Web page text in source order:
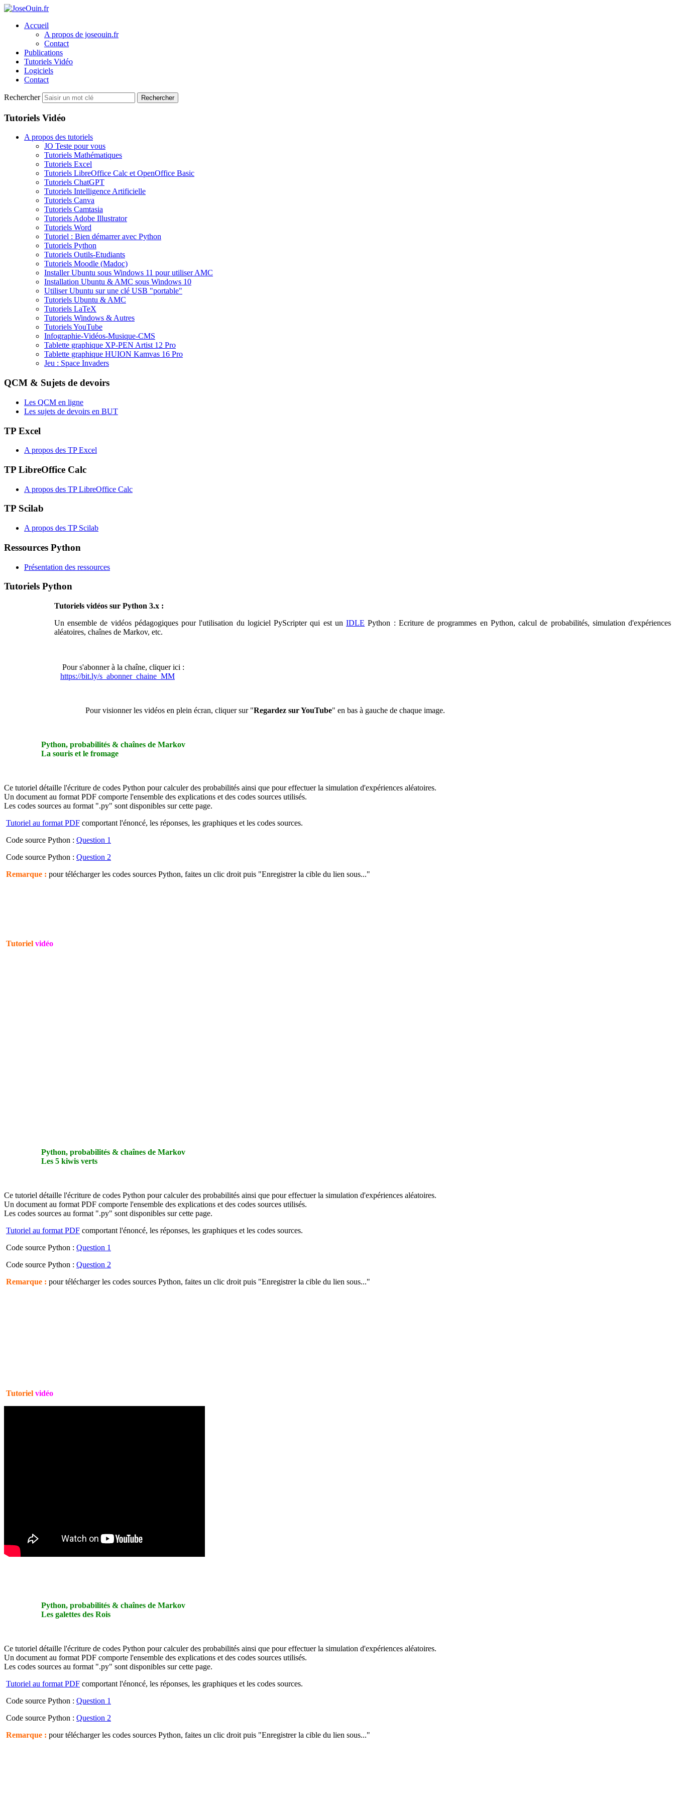
Accueil
A propos de joseouin.fr
Contact
Publications
Tutoriels Vidéo
Logiciels
Contact
Rechercher Rechercher
Tutoriels Vidéo
A propos des tutoriels
JO Teste pour vous
Tutoriels Mathématiques
Tutoriels Excel
Tutoriels LibreOffice Calc et OpenOffice Basic
Tutoriels ChatGPT
Tutoriels Intelligence Artificielle
Tutoriels Canva
Tutoriels Camtasia
Tutoriels Adobe Illustrator
Tutoriels Word
Tutoriel : Bien démarrer avec Python
Tutoriels Python
Tutoriels Outils-Etudiants
Tutoriels Moodle (Madoc)
Installer Ubuntu sous Windows 11 pour utiliser AMC
Installation Ubuntu & AMC sous Windows 10
Utiliser Ubuntu sur une clé USB "portable"
Tutoriels Ubuntu & AMC
Tutoriels LaTeX
Tutoriels Windows & Autres
Tutoriels YouTube
Infographie-Vidéos-Musique-CMS
Tablette graphique XP-PEN Artist 12 Pro
Tablette graphique HUION Kamvas 16 Pro
Jeu : Space Invaders
QCM & Sujets de devoirs
Les QCM en ligne
Les sujets de devoirs en BUT
TP Excel
A propos des TP Excel
TP LibreOffice Calc
A propos des TP LibreOffice Calc
TP Scilab
A propos des TP Scilab
Ressources Python
Présentation des ressources
Tutoriels Python
Tutoriels vidéos sur Python 3.x :
Un ensemble de vidéos pédagogiques pour l'utilisation du logiciel PyScripter qui est unIDLE Python : Ecriture de programmes en Python, calcul de probabilités, simulation d'expériences
aléatoires, chaînes de Markov, etc.
Pour s'abonner à la chaîne, cliquer ici :
https://bit.ly/s_abonner_chaine_MM
Pour visionner les vidéos en plein écran, cliquer sur "Regardez sur YouTube" en bas à gauche de chaque image.
Python, probabilités & chaînes de Markov
La souris et le fromage
Ce tutoriel détaille l'écriture de codes Python pour calculer des probabilités ainsi que pour effectuer la simulation d'expériences aléatoires.
Un document au format PDF comporte l'ensemble des explications et des codes sources utilisés.
Les codes sources au format ".py" sont disponibles sur cette page.
Tutoriel au format PDF comportant l'énoncé, les réponses, les graphiques et les codes sources.
Code source Python : Question 1
Code source Python : Question 2
Remarque : pour télécharger les codes sources Python, faites un clic droit puis "Enregistrer la cible du lien sous..."
Tutoriel vidéo
Python, probabilités & chaînes de Markov
Les 5 kiwis verts
Ce tutoriel détaille l'écriture de codes Python pour calculer des probabilités ainsi que pour effectuer la simulation d'expériences aléatoires.
Un document au format PDF comporte l'ensemble des explications et des codes sources utilisés.
Les codes sources au format ".py" sont disponibles sur cette page.
Tutoriel au format PDF comportant l'énoncé, les réponses, les graphiques et les codes sources.
Code source Python : Question 1
Code source Python : Question 2
Remarque : pour télécharger les codes sources Python, faites un clic droit puis "Enregistrer la cible du lien sous..."
Tutoriel vidéo
Python, probabilités & chaînes de Markov
Les galettes des Rois
Ce tutoriel détaille l'écriture de codes Python pour calculer des probabilités ainsi que pour effectuer la simulation d'expériences aléatoires.
Un document au format PDF comporte l'ensemble des explications et des codes sources utilisés.
Les codes sources au format ".py" sont disponibles sur cette page.
Tutoriel au format PDF comportant l'énoncé, les réponses, les graphiques et les codes sources.
Code source Python : Question 1
Code source Python : Question 2
Remarque : pour télécharger les codes sources Python, faites un clic droit puis "Enregistrer la cible du lien sous..."